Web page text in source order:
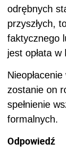
odrębnych
przyszłych,
faktycznego
jest opłata w
zostanie on
spełnienie
formalnych.
Odpowiedź